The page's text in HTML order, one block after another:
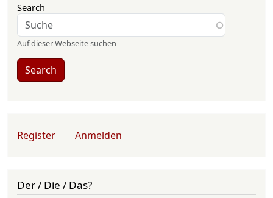
Search
Auf dieser Webseite suchen
Search
User account menu
Register Anmelden
Der / Die / Das?